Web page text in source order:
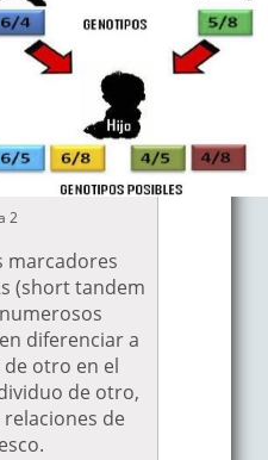
2
marcadores
(short tandem
diferenciar a
otro en el
de otro,
de